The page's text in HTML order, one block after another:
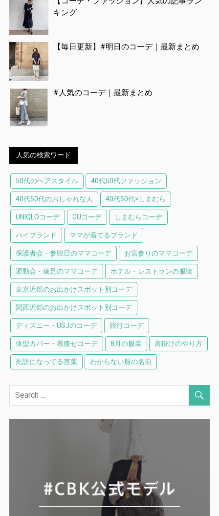
キング
【毎日更新】#明日のコーデ｜最新まとめ
#人気のコーデ｜最新まとめ
人気の検索ワード
50代のヘアスタイル 40代50代ファッション
40代50代のおしゃれな人 40代50代×しまむら
UNIQLOコーデ GUコーデ しまむらコーデ
ハイブランド ママが着てるブランド
保護者会・参観日のママコーデ お宮参りのママコーデ
運動会・遠足のママコーデ ホテル・レストランの服装
東京近郊のお出かけスポット別コーデ
関西近郊のお出かけスポット別コーデ
ディズニー・USJのコーデ 旅行コーデ
体型カバー・着痩せコーデ 8月の服装 肩掛けのやり方
死語になってる言葉 わからない服の名前